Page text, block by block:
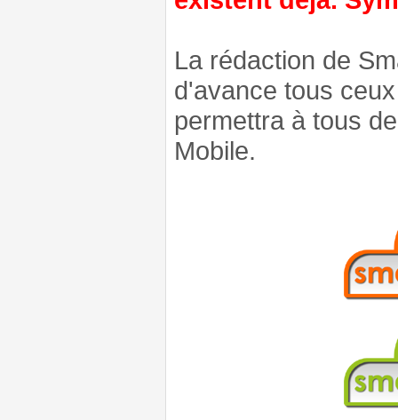
La rédaction de
d'avance tous
permettra à tous
Mobile.